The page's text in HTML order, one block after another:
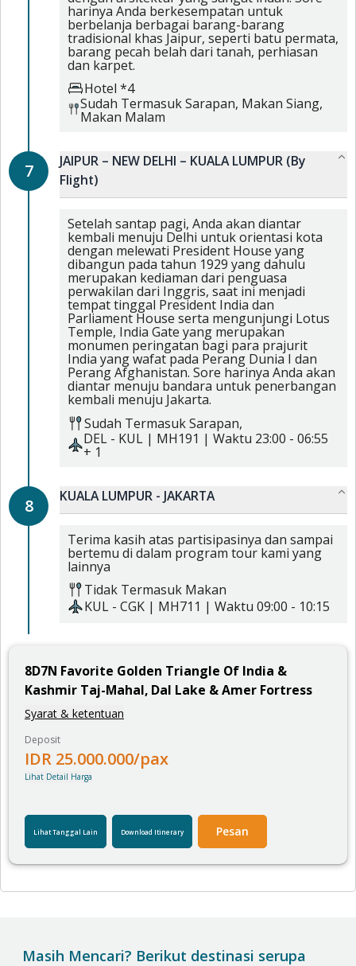
harinya Anda berkesempatan untuk
berbelanja berbagai barang-barang
tradisional khas Jaipur, seperti batu permata,
barang pecah belah dari tanah, perhiasan
dan karpet.
Hotel *4
Sudah TermasukSarapan, Makan Siang,
Makan Malam
7
JAIPUR – NEW DELHI – KUALA LUMPUR (By
Flight)
Setelah santap pagi, Anda akan diantar
kembali menuju Delhi untuk orientasi kota
dengan melewati President House yang
dibangun pada tahun 1929 yang dahulu
merupakan kediaman dari penguasa
perwakilan dari Inggris, saat ini menjadi
tempat tinggal President India dan
Parliament House serta mengunjungi Lotus
Temple, India Gate yang merupakan
monumen peringatan bagi para prajurit
India yang wafat pada Perang Dunia I dan
Perang Afghanistan. Sore harinya Anda akan
diantar menuju bandara untuk penerbangan
kembali menuju Jakarta.
Sudah TermasukSarapan,
DEL - KUL | MH191 | Waktu 23:00 -06:55
+ 1
8 KUALA LUMPUR - JAKARTA
Terima kasih atas partisipasinya dan sampai
bertemu di dalam program tour kami yang
lainnya
Tidak Termasuk Makan
KUL - CGK | MH711 | Waktu 09:00 - 10:15
8D7N Favorite Golden Triangle Of India &
Kashmir Taj-Mahal, Dal Lake & Amer Fortress
Syarat & ketentuan
Deposit
IDR 25.000.000/pax
Lihat Detail Harga
Lihat Tanggal Lain Download Itinerary Pesan
Masih Mencari? Berikut destinasi serupa